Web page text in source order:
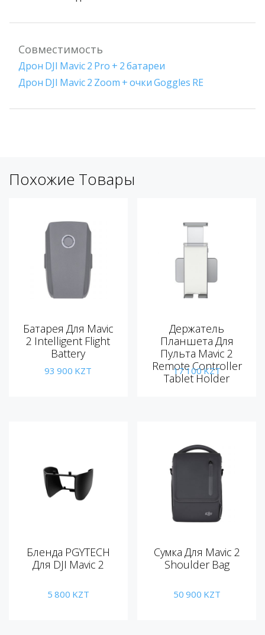
Совместимость
Дрон DJI Mavic 2 Pro + 2 батареи
Дрон DJI Mavic 2 Zoom + очки Goggles RE
Похожие Товары
Батарея Для Mavic
2 Intelligent Flight
Battery
93 900 KZT
Держатель
Планшета Для
Пульта Mavic 2
Remote Controller
Tablet Holder
17 100KZT
Бленда PGYTECH
Для DJI Mavic 2
5 800 KZT
Сумка Для Mavic 2
Shoulder Bag
50 900 KZT